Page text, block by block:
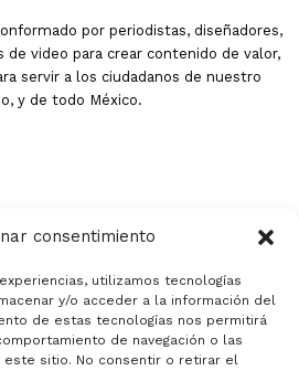
consentimiento
utilizamos tecnologías
y/o acceder a la información del
de estas tecnologías nos permitirá
de navegación o las
este sitio. No consentir o retirar el
por periodistas, diseñadores,
de video para crear contenido de valor,
servir a los ciudadanos de nuestro
y de todo México.